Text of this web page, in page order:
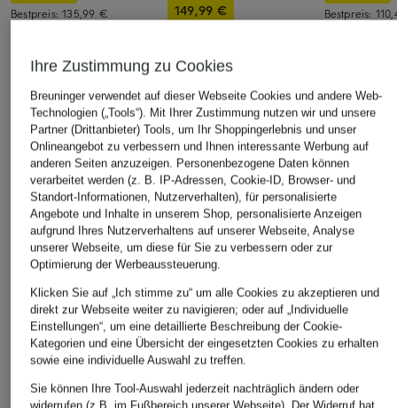
Bestpreis:135,99 €
149,99 €
Bestpreis:
ÄHNLICHE ARTIKEL ENTDECKEN
Ihre Zustimmung zu Cookies
Breuninger verwendet auf dieser Webseite Cookies und andere Web-
Technologien („Tools“). Mit Ihrer Zustimmung nutzen wir und unsere
Partner (Drittanbieter) Tools, um Ihr Shoppingerlebnis und unser
Onlineangebot zu verbessern und Ihnen interessante Werbung auf
anderen Seiten anzuzeigen. Personenbezogene Daten können
verarbeitet werden (z. B. IP-Adressen, Cookie-ID, Browser- und
Standort-Informationen, Nutzerverhalten), für personalisierte
Angebote und Inhalte in unserem Shop, personalisierte Anzeigen
aufgrund Ihres Nutzerverhaltens auf unserer Webseite, Analyse
unserer Webseite, um diese für Sie zu verbessern oder zur
Optimierung der Werbeaussteuerung.
Klicken Sie auf „Ich stimme zu“ um alle Cookies zu akzeptieren und
direkt zur Webseite weiter zu navigieren; oder auf „Individuelle
Einstellungen“, um eine detaillierte Beschreibung der Cookie-
Kategorien und eine Übersicht der eingesetzten Cookies zu erhalten
sowie eine individuelle Auswahl zu treffen.
Sie können Ihre Tool-Auswahl jederzeit nachträglich ändern oder
widerrufen (z.B. im Fußbereich unserer Webseite). Der Widerruf hat